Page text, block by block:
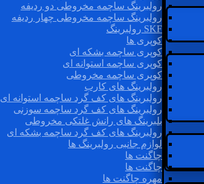
رولبرینگ ساچمه مخروطی دو ردیفه
رولبرینگ ساچمه مخروطی چهار ردیفه
SKF رولبرینگ
کوپری ها
کوپری ساچمه بشکه ای
کوپری ساچمه استوانه ای
کوپری ساچمه مخروطی
رولبرینگ های کارب
رولبرینگ های کف گرد ساچمه استوانه ای
رولبرینگ های کف گرد ساچمه سوزنی
بلبرینگ های رانش غلتکی مخروطی
رولبرینگ های کف گرد ساچمه بشکه ای
لوازم جانبی رولبرینگ ها
چاگنت ها
چاگنت ها
مهره چاگنت ها